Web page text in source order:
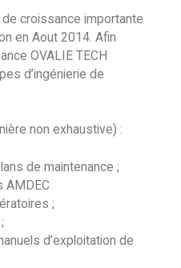
croissance importante
en Aout 2014. Afin
OVALIE TECH
d’ingénierie de
non exhaustive) :
de maintenance ;
AMDEC
;
d’exploitation de